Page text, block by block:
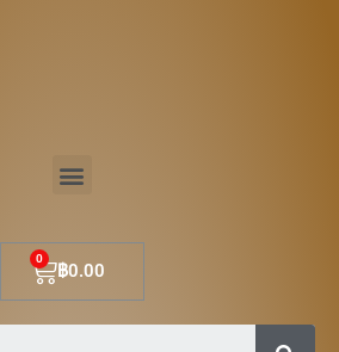
Menu
฿0.00
Cart